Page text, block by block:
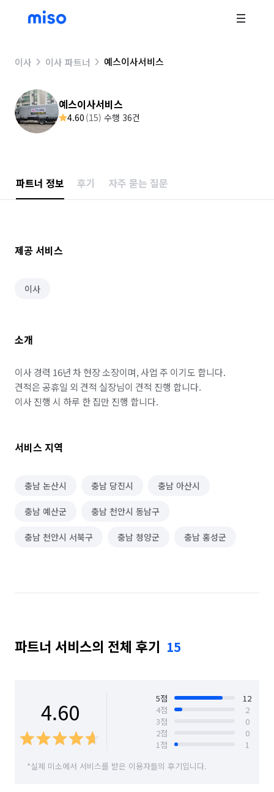
이사 이사 파트너 예스이사서비스
예스이사서비스
4.60 (15) 수행 36건
파트너 정보 후기 자주 묻는 질문
제공 서비스
이사
소개
이사 경력 16년 차 현장 소장이며, 사업 주 이기도 합니다.
견적은 공휴일 외 견적 실장님이 견적 진행 합니다.
이사 진행 시 하루 한 집만 진행 합니다.
서비스 지역
충남 논산시 충남 당진시 충남 아산시
충남 예산군 충남 천안시 동남구
충남 천안시 서북구 충남 청양군 충남 홍성군
파트너 서비스의 전체 후기 15
4.60 5점
12
4점
2
3점
0
2점
0
1점
1
*실제 미소에서 서비스를 받은 이용자들의 후기입니다.